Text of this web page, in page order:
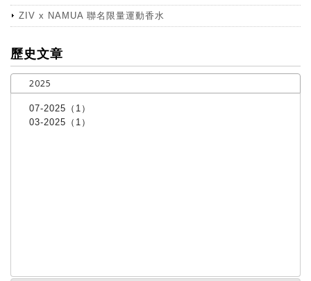
ZIV x NAMUA 聯名限量運動香水
more
歷史文章
2025
07-2025（1）
03-2025（1）